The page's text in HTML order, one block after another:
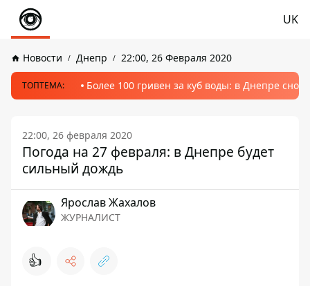
UK
Новости Днепр 22:00, 26 Февраля 2020
ТОПТЕМА: Более 100 гривен за куб воды: в Днепре
22:00, 26 февраля 2020
Погода на 27 февраля: в Днепре будет
сильный дождь
Ярослав Жахалов
ЖУРНАЛИСТ
👍